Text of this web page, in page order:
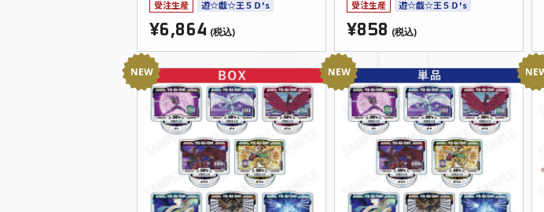
受注生産 遊☆戯☆王５Ｄ's
¥6,864 (税込)
受注生産 遊☆戯☆王５Ｄ's
¥858 (税込)